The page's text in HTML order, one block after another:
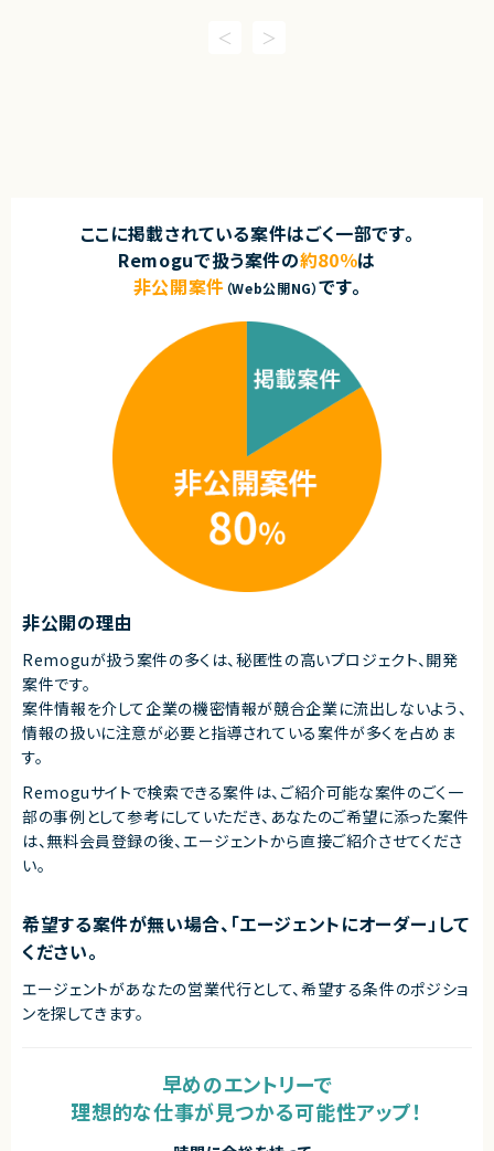
ここに掲載されている案件はごく一部です。
Remoguで扱う案件の約80％は
非公開案件 （Web公開NG）です。
非公開の理由
Remoguが扱う案件の多くは、秘匿性の高いプロジェクト、開発
案件です。
案件情報を介して企業の機密情報が競合企業に流出しないよう、
情報の扱いに注意が必要と指導されている案件が多くを占めま
す。
Remoguサイトで検索できる案件は、ご紹介可能な案件のごく一
部の事例として参考にしていただき、 あなたのご希望に添った案件
は、無料会員登録の後、エージェントから直接ご紹介させてくださ
い。
希望する案件が無い場合、「エージェントにオーダー」して
ください。
エージェントがあなたの営業代行として、希望する条件のポジショ
ンを探してきます。
早めのエントリーで
理想的な仕事が見つかる可能性アップ！